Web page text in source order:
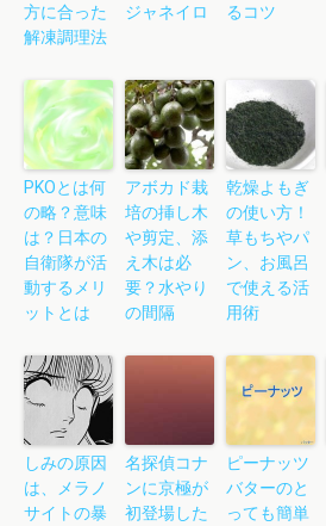
方に合った
解凍調理法
ジャネイロ
るコツ
PKOとは何
の略？意味
は？日本の
自衛隊が活
動するメリ
ットとは
アボカド栽
培の挿し木
や剪定、添
え木は必
要？水やり
の間隔
乾燥よもぎ
の使い方！
草もちやパ
ン、お風呂
で使える活
用術
しみの原因
は、メラノ
サイトの暴
名探偵コナ
ンに京極が
初登場した
ピーナッツ
バターのと
っても簡単